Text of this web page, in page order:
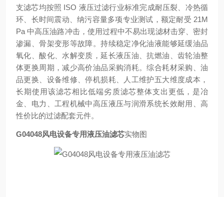
支滤芯均按照 ISO 液压过滤行业标准完成耐压裂、冷热循
环、长时间震动、纳污容量多项专业测试，额定耐受 21M
Pa 中高压油路冲击，使用过程中不易出现滤材击穿、密封
渗漏、骨架变形等故障。持续稳定净化油液能够延缓油品
氧化、酸化、水解变质，延长液压油、抗燃油、齿轮油整
体更换周期，减少高价油品采购消耗。综合耗材采购、油
品更换、设备维修、停机损耗、人工维护五大维度成本，
长期使用该滤芯相比低端劣质滤芯整体支出更低，是冶
金、电力、工程机械中高压液压与润滑系统长效耐用、高
性价比的过滤配套元件。
G04048风电设备专用液压油滤芯实物图